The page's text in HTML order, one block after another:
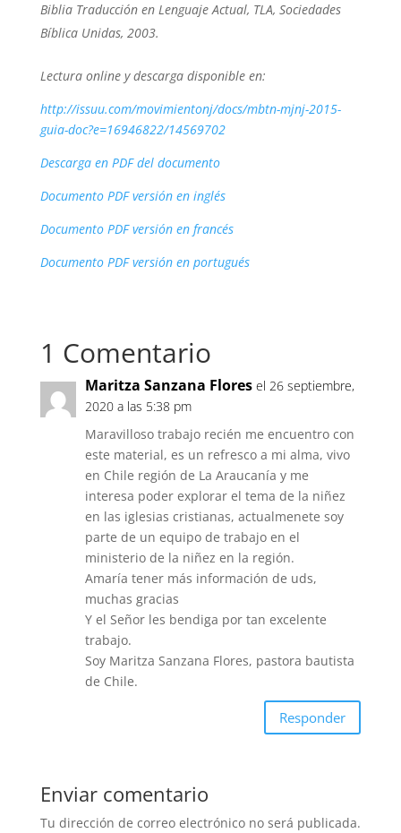
Biblia Traducción en Lenguaje Actual, TLA, Sociedades
Bíblica Unidas, 2003.
Lectura online y descarga disponible en:
http://issuu.com/movimientonj/docs/mbtn-mjnj-2015-
guia-doc?e=16946822/14569702
Descarga en PDF del documento
Documento PDF versión en inglés
Documento PDF versión en francés
Documento PDF versión en portugués
1 Comentario
Maritza Sanzana Flores el 26 septiembre,
2020 a las 5:38 pm
Maravilloso trabajo recién me encuentro con
este material, es un refresco a mi alma, vivo
en Chile región de La Araucanía y me
interesa poder explorar el tema de la niñez
en las iglesias cristianas, actualmenete soy
parte de un equipo de trabajo en el
ministerio de la niñez en la región.
Amaría tener más información de uds,
muchas gracias
Y el Señor les bendiga por tan excelente
trabajo.
Soy Maritza Sanzana Flores, pastora bautista
de Chile.
Responder
Enviar comentario
Tu dirección de correo electrónico no será publicada.